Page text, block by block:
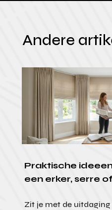
Andere
Praktische
een erker, serre
Zit je met de